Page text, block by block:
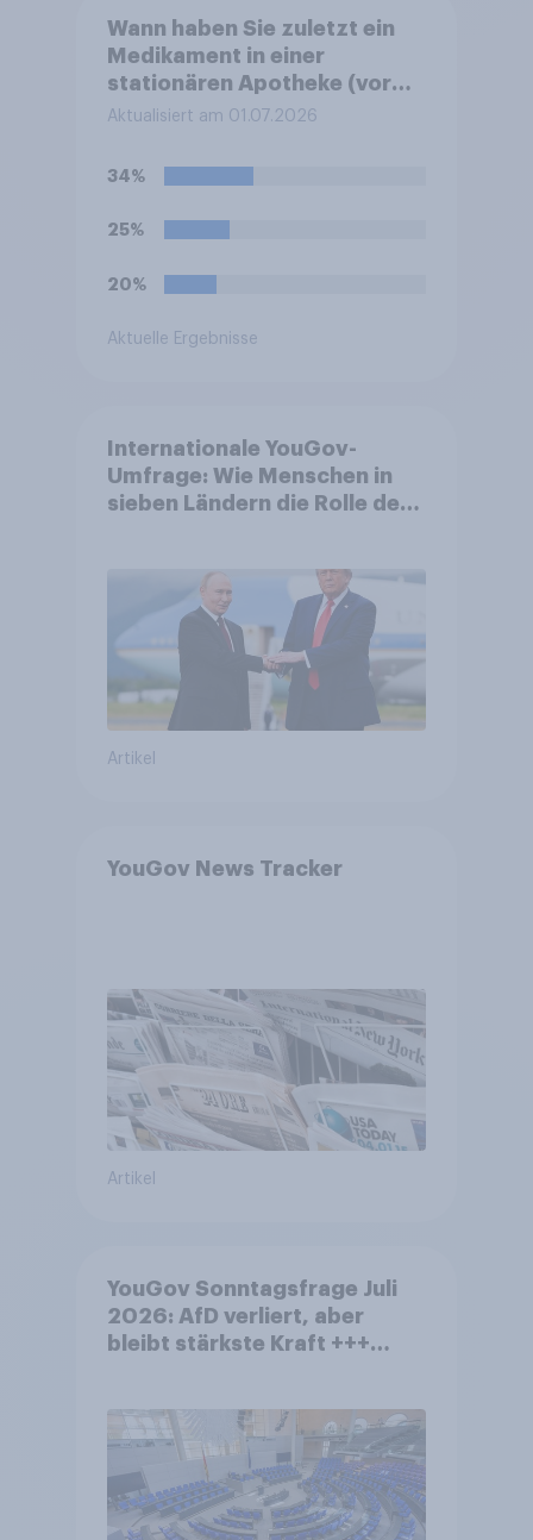
Wann haben Sie zuletzt ein
Medikament in einer
stationären Apotheke (vor
Ort / Ladenapotheke)
Aktualisiert am 01.07.2026
34%
25%
20%
Aktuelle Ergebnisse
Internationale YouGov-
Umfrage: Wie Menschen in
sieben Ländern die Rolle der
Bedrohungen und Bündnisse
bewerten
Artikel
YouGov News Tracker
Artikel
YouGov Sonntagsfrage Juli
2026: AfD verliert, aber
bleibt stärkste Kraft +++